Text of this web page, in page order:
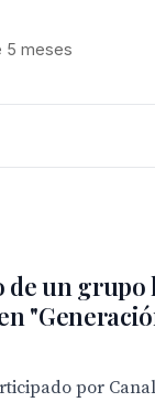
5 meses
de un
por